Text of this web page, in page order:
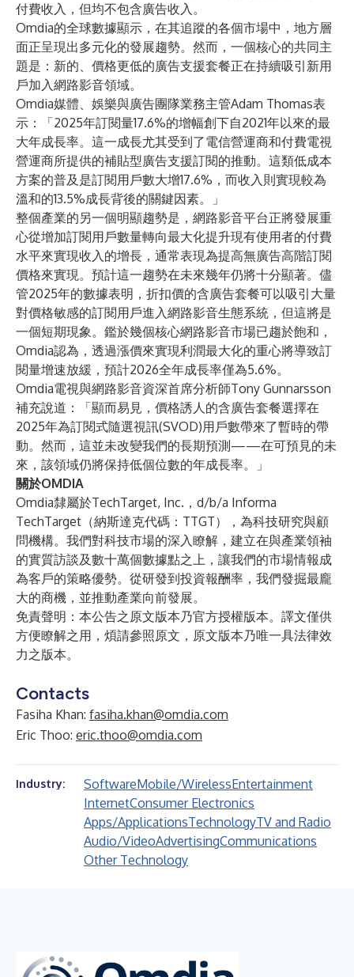
付費收入，但均不包含廣告收入。
Omdia的全球數據顯示，在其追蹤的各個市場中，地方層
面正呈現出多元化的發展趨勢。然而，一個核心的共同主
題是：新的、價格更低的廣告支援套餐正在持續吸引新用
戶加入網路影音領域。
Omdia媒體、娛樂與廣告團隊業務主管Adam Thomas表
示：「2025年訂閱量17.6%的增幅創下自2021年以來的最
大年成長率。這一成長尤其受到了電信營運商和付費電視
營運商所提供的補貼型廣告支援訂閱的推動。這類低成本
方案的普及是訂閱用戶數大增17.6%，而收入則實現較為
溫和的13.5%成長背後的關鍵因素。」
整個產業的另一個明顯趨勢是，網路影音平台正將發展重
心從增加訂閱用戶數量轉向最大化提升現有使用者的付費
水平來實現收入的增長，通常表現為提高無廣告高階訂閱
價格來實現。預計這一趨勢在未來幾年仍將十分顯著。儘
管2025年的數據表明，折扣價的含廣告套餐可以吸引大量
對價格敏感的訂閱用戶進入網路影音生態系統，但這將是
一個短期現象。鑑於幾個核心網路影音市場已趨於飽和，
Omdia認為，透過漲價來實現利潤最大化的重心將導致訂
閱量增速放緩，預計2026全年成長率僅為5.6%。
Omdia電視與網路影音資深首席分析師Tony Gunnarsson
補充說道：「顯而易見，價格誘人的含廣告套餐選擇在
2025年為訂閱式隨選視訊(SVOD)用戶數帶來了暫時的帶
動。然而，這並未改變我們的長期預測——在可預見的未
來，該領域仍將保持低個位數的年成長率。」
關於OMDIA
Omdia隸屬於TechTarget, Inc. ，d/b/a Informa
TechTarget（納斯達克代碼：TTGT），為科技研究與顧
問機構。我們對科技市場的深入瞭解，建立在與產業領袖
的實質訪談及數十萬個數據點之上，讓我們的市場情報成
為客戶的策略優勢。從研發到投資報酬率，我們發掘最龐
大的商機，並推動產業向前發展。
免責聲明：本公告之原文版本乃官方授權版本。譯文僅供
方便瞭解之用，煩請參照原文，原文版本乃唯一具法律效
力之版本。
Contacts
Fasiha Khan: fasiha.khan@omdia.com
Eric Thoo: eric.thoo@omdia.com
Industry: SoftwareMobile/WirelessEntertainment
InternetConsumer Electronics
Apps/ApplicationsTechnologyTV and Radio
Audio/VideoAdvertisingCommunications
Other Technology